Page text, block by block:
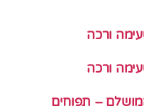
ורכה
ורכה
– תפוחים